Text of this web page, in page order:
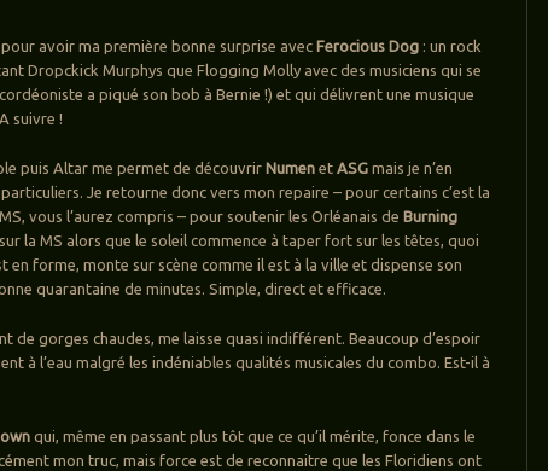
avoir ma première bonne surprise avec Ferocious Dog : un rock
Dropckick Murphys que Flogging Molly avec des musiciens qui se
a piqué son bob à Bernie !) et qui délivrent une musique
suivre !
puis Altar me permet de découvrir Numen etASG mais je n’en
Je retourne donc vers mon repaire – pour certains c’est la
vous l’aurez compris – pour soutenir les Orléanais deBurning
la MS alors que le soleil commence à taper fort sur les têtes, quoi
en forme, monte sur scène comme il est à la ville et dispense son
quarantaine de minutes. Simple, direct et efficace.
de gorges chaudes, me laisse quasi indifférent. Beaucoup d’espoir
à l’eau malgré les indéniables qualités musicales du combo. Est-il à
qui, même en passant plus tôt que ce qu’il mérite, fonce dans le
mon truc, mais force est de reconnaitre que les Floridiens ont